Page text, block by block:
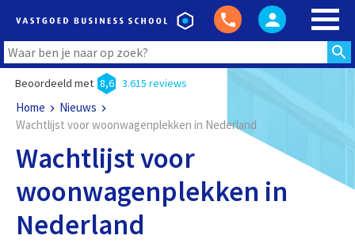
Beoordeeld met 8,6 3.615 reviews
Home
Nieuws
Wachtlijst voor woonwagenplekken in Nederland
Wachtlijst voor
woonwagenplekken in
Nederland